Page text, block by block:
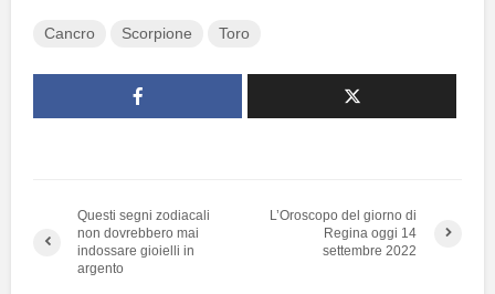
Cancro Scorpione Toro
Questi segni zodiacali
non dovrebbero mai
indossare gioielli in
argento
L’Oroscopo del giorno di
Regina oggi 14
settembre 2022